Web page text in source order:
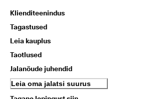
Klienditeenindus
Tagastused
Leia kauplus
Taotlused
Jalanõude juhendid
Leia oma jalatsi suurus